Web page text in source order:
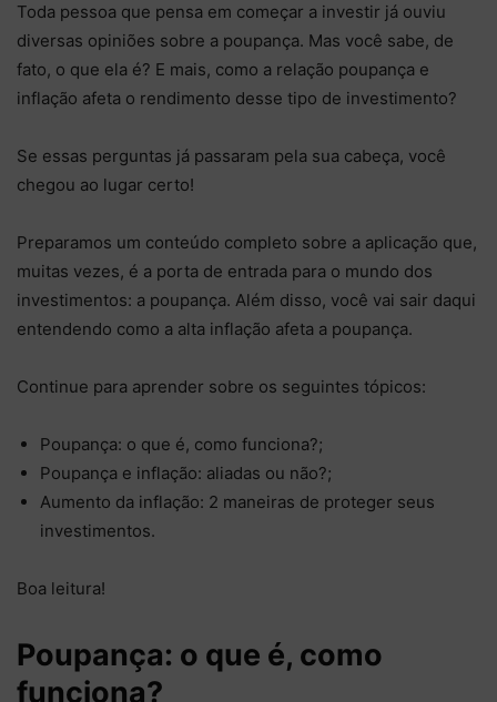
Toda pessoa que pensa em começar a investir já ouviu
diversas opiniões sobre a poupança. Mas você sabe, de
fato, o que ela é? E mais, como a relação poupança e
inflação afeta o rendimento desse tipo de investimento?
Se essas perguntas já passaram pela sua cabeça, você
chegou ao lugar certo!
Preparamos um conteúdo completo sobre a aplicação que,
muitas vezes, é a porta de entrada para o mundo dos
investimentos: a poupança. Além disso, você vai sair daqui
entendendo como a alta inflação afeta a poupança.
Continue para aprender sobre os seguintes tópicos:
Poupança: o que é, como funciona?;
Poupança e inflação: aliadas ou não?;
Aumento da inflação: 2 maneiras de proteger seus
investimentos.
Boa leitura!
Poupança: o que é, como
funciona?